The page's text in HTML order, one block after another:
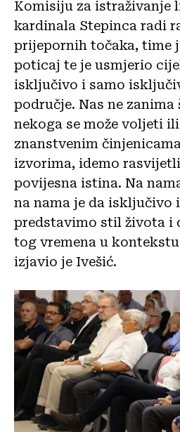
Komisiju za istraživanje
kardinala Stepinca radi
prijepornih točaka, time
poticaj te je usmjerio
isključivo i samo
područje. Nas ne
nekoga se može voljeti
znanstvenim
izvorima, idemo
povijesna istina. Na
na nama je da isključivo
predstavimo stil života i
tog vremena u
izjavio je Ivešić.